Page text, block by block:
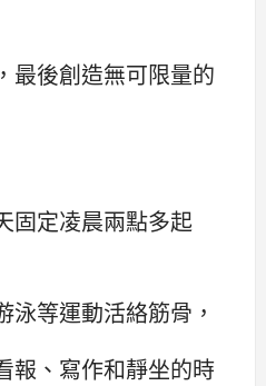
最後創造無可限量的
固定凌晨兩點多起
泳等運動活絡筋骨，
報、寫作和靜坐的時